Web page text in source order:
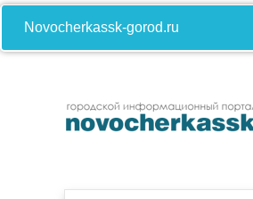
Novocherkassk-gorod.ru